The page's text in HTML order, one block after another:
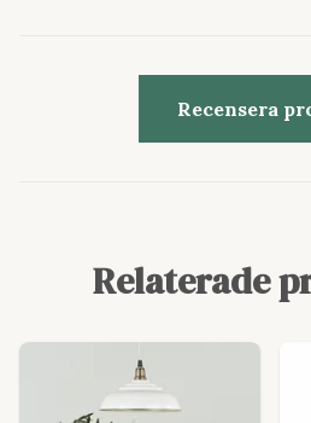
Recensera
Relaterade